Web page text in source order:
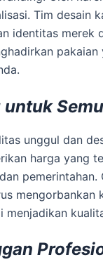
Tim desain
identitas merek
unggul dan
harga yang
mengorbankan